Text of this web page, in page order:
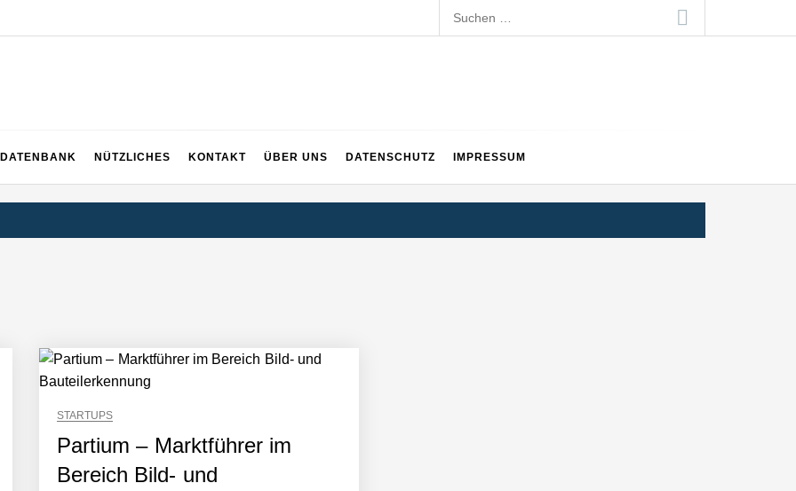
Suchen
nach:
DATENBANK NÜTZLICHES KONTAKT ÜBER UNS DATENSCHUTZ IMPRESSUM
STARTUPS
Partium – Marktführer im
Bereich Bild- und
Startup hat die Lösung!
die Hotelwelt mit smarten Gästedaten revolutioniert